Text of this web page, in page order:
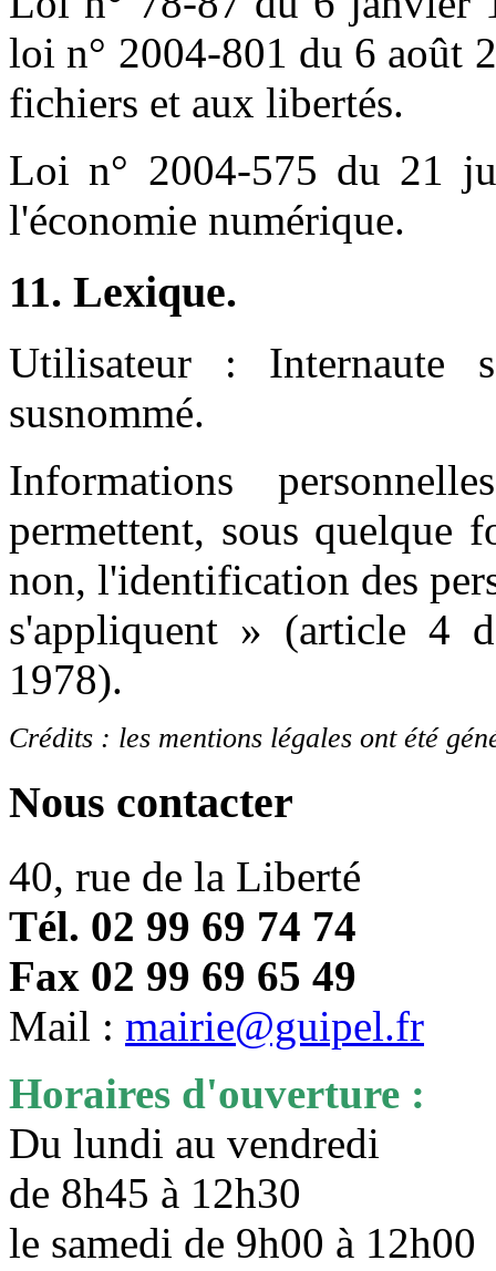
loi n° 2004-801 du 6 août
fichiers et aux libertés.
Loi n° 2004-575 du 21
l'économie numérique.
11. Lexique.
Utilisateur : Internaute
susnommé.
Informations
permettent, sous quelque
non, l'identification des
s'appliquent » (article 4
1978).
Crédits : les mentions légales ont été
Nous contacter
40, rue de la Liberté
Tél. 02 99 69 74 74
Fax 02 99 69 65 49
Mail : mairie@guipel.fr
Horaires d'ouverture :
Du lundi au vendredi
de 8h45 à 12h30
le samedi de 9h00 à